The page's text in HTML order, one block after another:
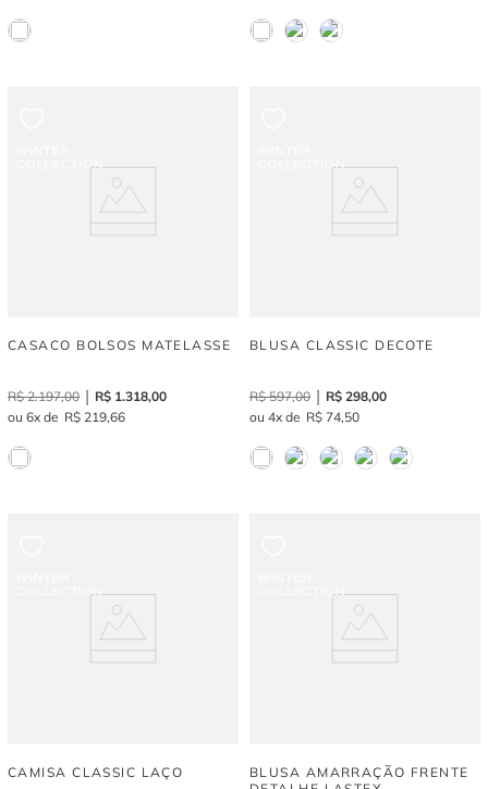
CASACO BOLSOS MATELASSE
R$ 2.197,00 R$ 1.318,00
6
R$ 219,66
BLUSA CLASSIC DECOTE
R$ 597,00 R$ 298,00
4
R$ 74,50
CAMISA CLASSIC LAÇO
BLUSA AMARRAÇÃO FRENTE